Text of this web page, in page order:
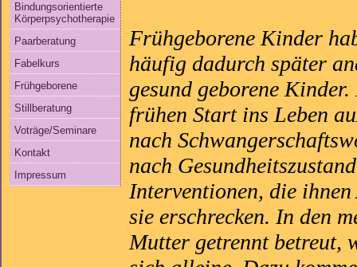
Bindungsorientierte
Körperpsychotherapie
Paarberatung
Fabelkurs
Frühgeborene
Stillberatung
Voträge/Seminare
Kontakt
Impressum
Frühgeborene Kinder
häufig dadurch später
gesund geborene
frühen Start ins Leben
nach
nach
Interventionen, die
sie erschrecken. In den
Mutter getrennt